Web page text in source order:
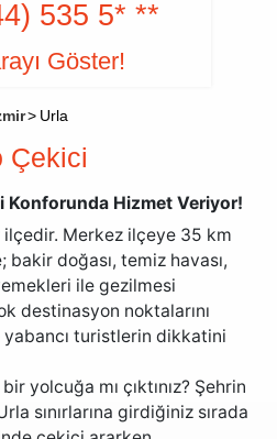
535 5* **
Göster!
> Urla
Çekici
Konforunda Hizmet Veriyor!
ilçedir. Merkez ilçeye 35 km
bakir doğası, temiz havası,
ile gezilmesi
destinasyon noktalarını
yabancı turistlerin dikkatini
yolcuğa mı çıktınız? Şehrin
sınırlarına girdiğiniz sırada